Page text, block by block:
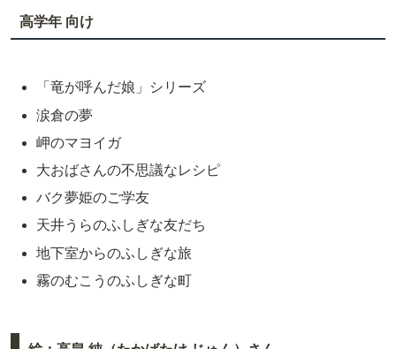
高学年 向け
「竜が呼んだ娘」シリーズ
涙倉の夢
岬のマヨイガ
大おばさんの不思議なレシピ
バク夢姫のご学友
天井うらのふしぎな友だち
地下室からのふしぎな旅
霧のむこうのふしぎな町